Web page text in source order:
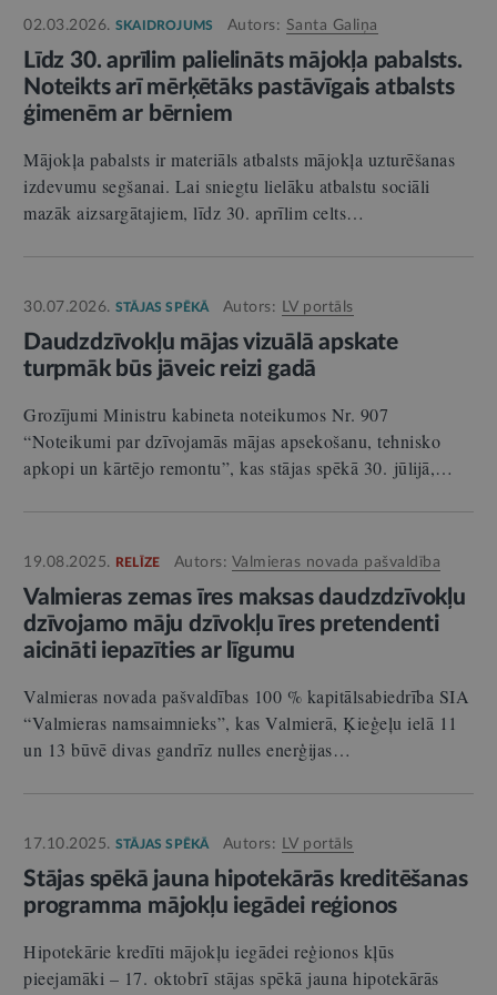
02.03.2026. SKAIDROJUMS Autors: Santa Galiņa
Līdz 30. aprīlim palielināts mājokļa pabalsts.
Noteikts arī mērķētāks pastāvīgais atbalsts
ģimenēm ar bērniem
Mājokļa pabalsts ir materiāls atbalsts mājokļa uzturēšanas
izdevumu segšanai. Lai sniegtu lielāku atbalstu sociāli
mazāk aizsargātajiem, līdz 30. aprīlim celts…
30.07.2026. STĀJAS SPĒKĀ Autors: LV portāls
Daudzdzīvokļu mājas vizuālā apskate
turpmāk būs jāveic reizi gadā
Grozījumi Ministru kabineta noteikumos Nr. 907
“Noteikumi par dzīvojamās mājas apsekošanu, tehnisko
apkopi un kārtējo remontu”, kas stājas spēkā 30. jūlijā,…
19.08.2025. RELĪZE Autors: Valmieras novada pašvaldība
Valmieras zemas īres maksas daudzdzīvokļu
dzīvojamo māju dzīvokļu īres pretendenti
aicināti iepazīties ar līgumu
Valmieras novada pašvaldības 100 % kapitālsabiedrība SIA
“Valmieras namsaimnieks”, kas Valmierā, Ķieģeļu ielā 11
un 13 būvē divas gandrīz nulles enerģijas…
17.10.2025. STĀJAS SPĒKĀ Autors: LV portāls
Stājas spēkā jauna hipotekārās kreditēšanas
programma mājokļu iegādei reģionos
Hipotekārie kredīti mājokļu iegādei reģionos kļūs
pieejamāki – 17. oktobrī stājas spēkā jauna hipotekārās